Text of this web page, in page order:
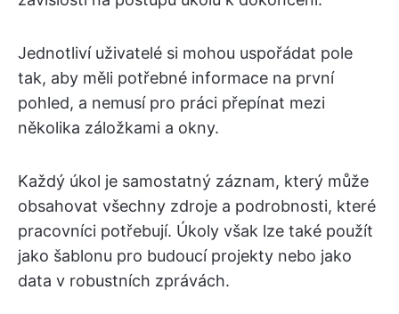
Jednotliví uživatelé si mohou uspořádat pole
tak, aby měli potřebné informace na první
pohled, a nemusí pro práci přepínat mezi
několika záložkami a okny.
Každý úkol je samostatný záznam, který může
obsahovat všechny zdroje a podrobnosti, které
pracovníci potřebují. Úkoly však lze také použít
jako šablonu pro budoucí projekty nebo jako
data v robustních zprávách.